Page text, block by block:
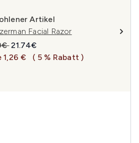
Artikel
Facial Razor
Preisempfehlung:
Aktueller Preis:
21.74€
1,26 €
( 5 % Rabatt )